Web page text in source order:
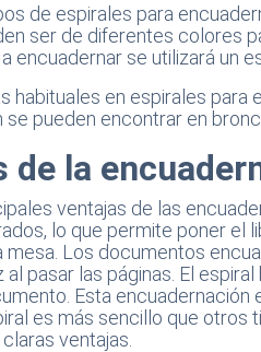
de espirales para
ser de diferentes colores
encuadernar se utilizará un
habituales en espirales para
se pueden encontrar en
de la
ventajas de las
lo que permite poner el
mesa. Los documentos
al pasar las páginas. El
Esta
es más sencillo que otros
ventajas.